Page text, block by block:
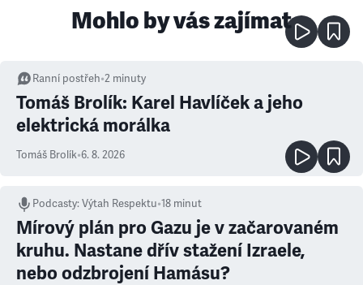
Mohlo by vás zajímat
Ranní postřeh•2 minuty
Tomáš Brolík: Karel Havlíček a jeho
elektrická morálka
Tomáš Brolík•6. 8. 2026
Podcasty:Výtah Respektu•18 minut
Mírový plán pro Gazu je v začarovaném
kruhu. Nastane dřív stažení Izraele,
nebo odzbrojení Hamásu?